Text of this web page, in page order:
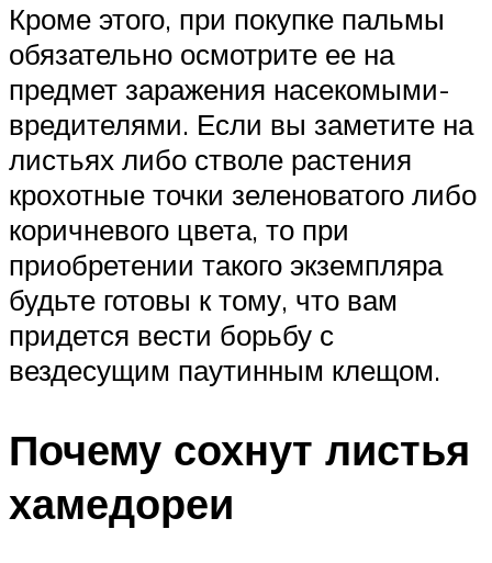
Кроме этого, при покупке пальмы
обязательно осмотрите ее на
предмет заражения насекомыми-
вредителями. Если вы заметите на
листьях либо стволе растения
крохотные точки зеленоватого либо
коричневого цвета, то при
приобретении такого экземпляра
будьте готовы к тому, что вам
придется вести борьбу с
вездесущим паутинным клещом.
Почему сохнут листья
хамедореи